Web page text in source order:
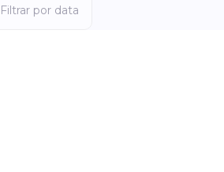
Filtrar por data